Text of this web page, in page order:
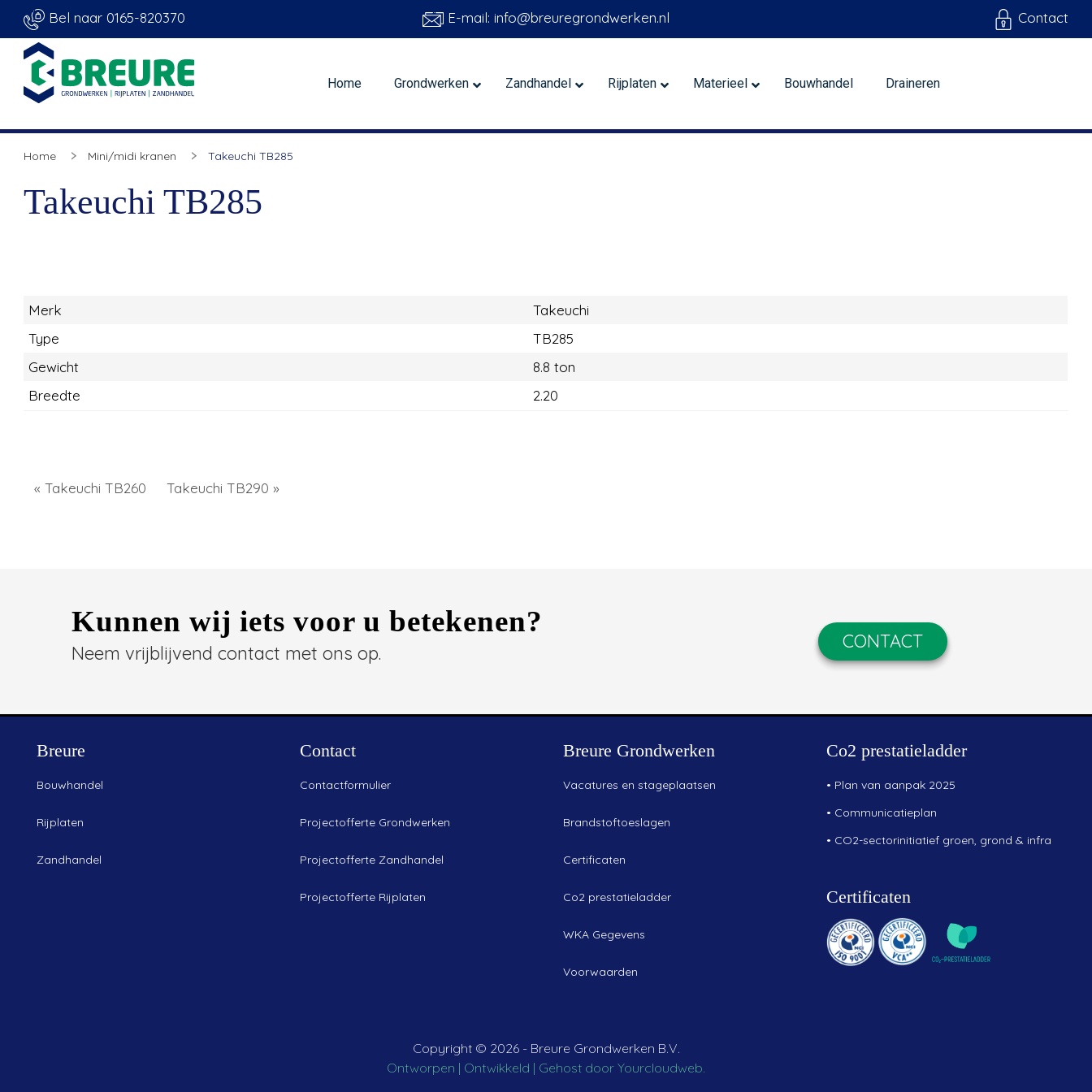
Bel naar 0165-820370 E-mail: info@breuregrondwerken.nl Contact
Home Grondwerken Zandhandel Rijplaten Materieel Bouwhandel Draineren
Home Mini/midi kranen Takeuchi TB285
Takeuchi TB285
Merk
Takeuchi
Type
TB285
Gewicht
8.8 ton
Breedte
2.20
« Takeuchi TB260 Takeuchi TB290 »
Kunnen wij iets voor u betekenen?
Neem vrijblijvend contact met ons op.
CONTACT
Breure
Bouwhandel
Rijplaten
Zandhandel
Contact
Contactformulier
Projectofferte Grondwerken
Projectofferte Zandhandel
Projectofferte Rijplaten
Breure Grondwerken
Vacatures en stageplaatsen
Brandstoftoeslagen
Certificaten
Co2 prestatieladder
WKA Gegevens
Voorwaarden
Co2 prestatieladder
• Plan van aanpak 2025
• Communicatieplan
• CO2-sectorinitiatief groen, grond & infra
Certificaten
Copyright © 2026 - Breure Grondwerken B.V.
Ontworpen | Ontwikkeld | Gehost door Yourcloudweb.